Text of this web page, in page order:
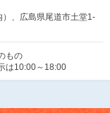
、広島県尾道市土堂1-
もの
は10:00～18:00